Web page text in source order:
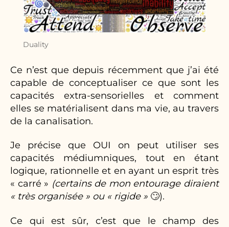
Duality
Ce n’est que depuis récemment que j’ai été
capable de conceptualiser ce que sont les
capacités extra-sensorielles et comment
elles se matérialisent dans ma vie, au travers
de la canalisation.
Je précise que OUI on peut utiliser ses
capacités médiumniques, tout en étant
logique, rationnelle et en ayant un esprit très
« carré » (certains de mon entourage diraient
« très organisée » ou « rigide » 🙄).
Ce qui est sûr, c’est que le champ des